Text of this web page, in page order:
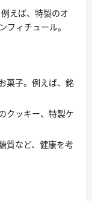
えば、特製のオ
フィチュール。
菓子。例えば、銘
クッキー、特製ケ
質など、健康を考